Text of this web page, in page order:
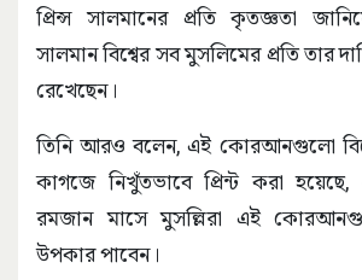
প্রিন্স সালমানের প্রতি কৃতজ্ঞতা
সালমান বিশ্বের সব মুসলিমের প্রতি তার
রেখেছেন।
তিনি আরও বলেন, এই কোরআনগুলো
কাগজে নিখুঁতভাবে প্রিন্ট করা
রমজান মাসে মুসল্লিরা এই
উপকার পাবেন।